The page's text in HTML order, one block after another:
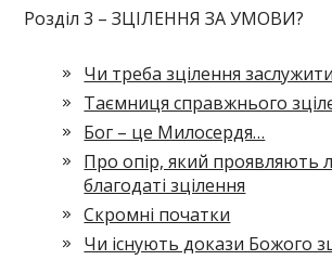
Розділ 3 – ЗЦІЛЕННЯ ЗА УМОВИ?
Чи треба зцілення
Таємниця справжнього
Бог – це Милосердя…
Про опір, який проявляють
благодаті зцілення
Скромні початки
Чи існують докази Божого